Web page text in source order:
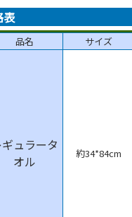
表
品名 サイズ
ュラータ
オル
約34*84cm